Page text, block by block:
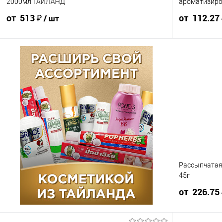
2000мл ТАИЛАНД
от 513 ₽/ шт
570 ₽ / шт
от 10 000 ₽
541.50 ₽ / шт
от 50 000 ₽
513 ₽ / шт
от 250 000 ₽
Конечная стоимость позиции будет указана в корзине и
в счёте на оплату.
Для получения скидки учитывается общая сумма
корзины.
В корзину шт
Упаковка 6 шт
Ящик 6 шт
от 112.27
Конечная
Для
45г
от 226.75